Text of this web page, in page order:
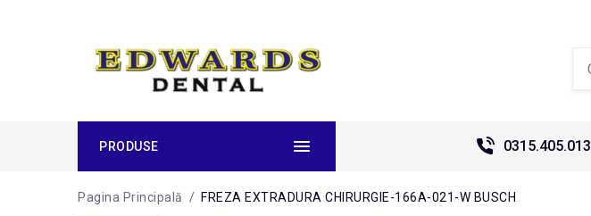
PRODUSE 0315.405.013
Pagina Principală / FREZA EXTRADURA CHIRURGIE-166A-021-W BUSCH